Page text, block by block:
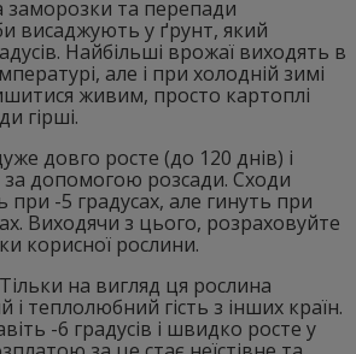
заморозки та перепади
висаджують у ґрунт, який
Найбільші врожаї виходять в
але і при холодній зимі
живим, просто картоплі
гірші.
довго росте (до 120 днів) і
за допомогою розсади. Сходи
-5 градусах, але гинуть при
Виходячи з цього, розраховуйте
корисної рослини.
на вигляд ця рослина
і теплолюбний гість з інших країн.
-6 градусів і швидко росте у